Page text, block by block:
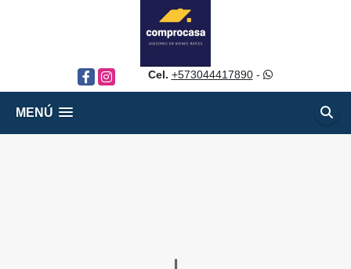
FacebookInstagram Cel. +573044417890-
MENÚ